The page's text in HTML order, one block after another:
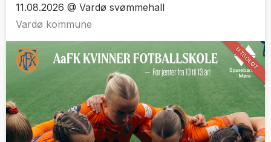
11.08.2026 @ Vardø svømmehall
Vardø kommune
UTSOLGT